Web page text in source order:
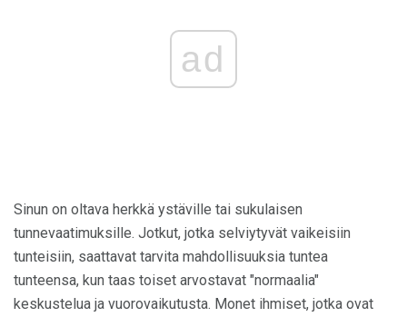
ad
Sinun on oltava herkkä ystäville tai sukulaisen
tunnevaatimuksille. Jotkut, jotka selviytyvät vaikeisiin
tunteisiin, saattavat tarvita mahdollisuuksia tuntea
tunteensa, kun taas toiset arvostavat "normaalia"
keskustelua ja vuorovaikutusta. Monet ihmiset, jotka ovat